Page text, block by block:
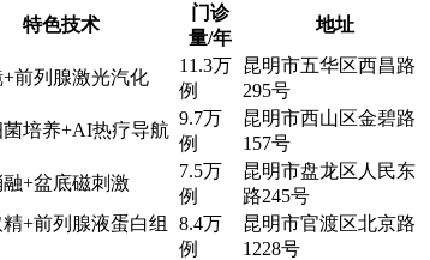
特色技术
门诊
量/年
地址
前列腺激光汽化
11.3万
例
昆明市五华区西昌路
295号
培养+AI热疗导航
9.7万
例
昆明市西山区金碧路
157号
+盆底磁刺激
7.5万
例
昆明市盘龙区人民东
路245号
精+前列腺液蛋白组
8.4万
例
昆明市官渡区北京路
1228号